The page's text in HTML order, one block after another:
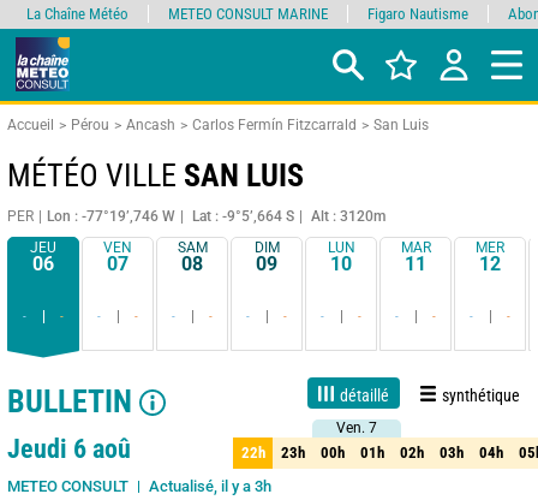
Accueil Pérou Ancash Carlos Fermín Fitzcarrald San Luis
MÉTÉO VILLE SAN LUIS
PER Lon : -77°19’,746 W Lat : -9°5’,664 S
Alt : 3120m
JEU
06
- -
VEN
07
- -
SAM
08
- -
DIM
09
- -
LUN
10
- -
MAR
11
- -
MER
12
- -
BULLETIN détaillé synthétique
1 jour 3 jours 15 jours Fiabilité 85%
Jeudi 6 aoû
METEO CONSULT Actualisé, il y a 3h
Ven. 7
22h 23h 00h 01h 02h 03h 04h
Ven. 7
22h 23h 00h 01h 02h 03h 04h
La Chaîne Météo METEO CONSULT MARINE Figaro Nautisme